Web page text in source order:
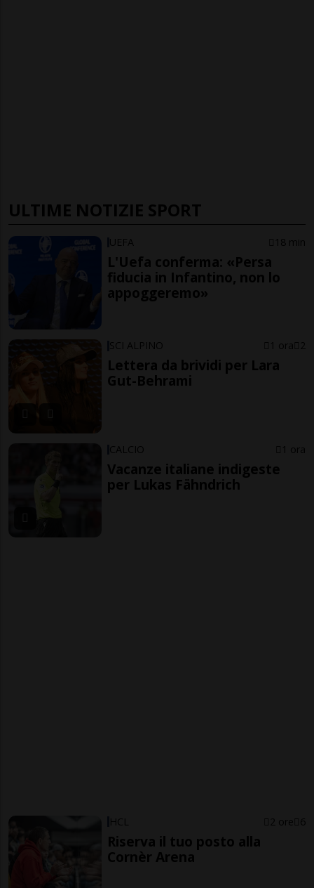
ULTIME NOTIZIE SPORT
UEFA 18 min
L'Uefa conferma: «Persa
fiducia in Infantino, non lo
appoggeremo»
SCI ALPINO 1 ora 2
Lettera da brividi per Lara
Gut-Behrami
CALCIO 1 ora
Vacanze italiane indigeste
per Lukas Fähndrich
HCL 2 ore 6
Riserva il tuo posto alla
Cornèr Arena